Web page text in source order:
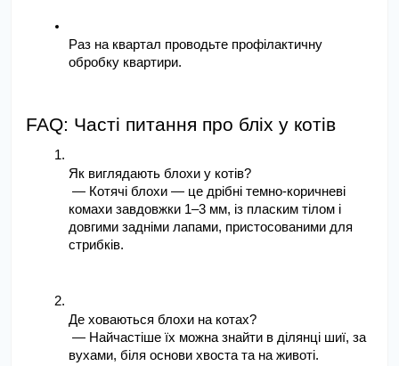
Раз на квартал проводьте профілактичну
обробку квартири.
FAQ: Часті питання про бліх у котів
Як виглядають блохи у котів?
— Котячі блохи — це дрібні темно-коричневі
комахи завдовжки 1–3 мм, із пласким тілом і
довгими задніми лапами, пристосованими для
стрибків.
Де ховаються блохи на котах?
— Найчастіше їх можна знайти в ділянці шиї, за
вухами, біля основи хвоста та на животі.